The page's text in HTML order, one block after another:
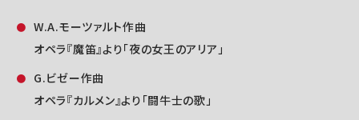
W.A.モーツァルト作曲
オペラ『魔笛』より「夜の女王のアリア」
G.ビゼー作曲
オペラ『カルメン』より「闘牛士の歌」